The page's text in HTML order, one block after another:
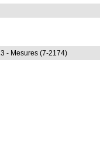
- Mesures (7-2174)